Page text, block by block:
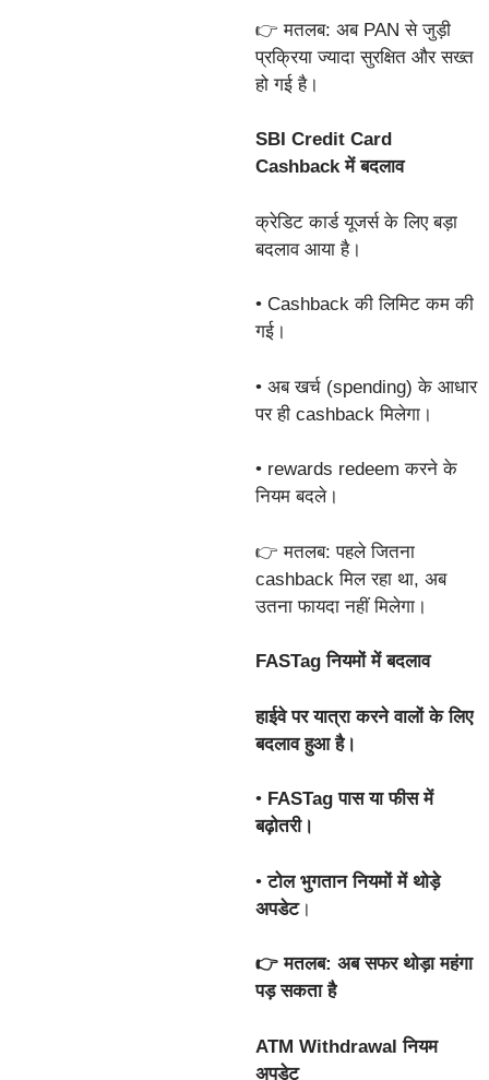
👉 मतलब: अब PAN से जुड़ी
प्रक्रिया ज्यादा सुरक्षित और सख्त
हो गई है।
SBI Credit Card
Cashback में बदलाव
क्रेडिट कार्ड यूजर्स के लिए बड़ा
बदलाव आया है।
• Cashback की लिमिट कम की
गई।
• अब खर्च (spending) के आधार
पर ही cashback मिलेगा।
• rewards redeem करने के
नियम बदले।
👉 मतलब: पहले जितना
cashback मिल रहा था, अब
उतना फायदा नहीं मिलेगा।
FASTag नियमों में बदलाव
हाईवे पर यात्रा करने वालों के लिए
बदलाव हुआ है।
• FASTag पास या फीस में
बढ़ोतरी।
•टोल भुगतान नियमों में थोड़े
अपडेट।
👉 मतलब: अब सफर थोड़ा महंगा
पड़ सकता है
ATM Withdrawal नियम
अपडेट